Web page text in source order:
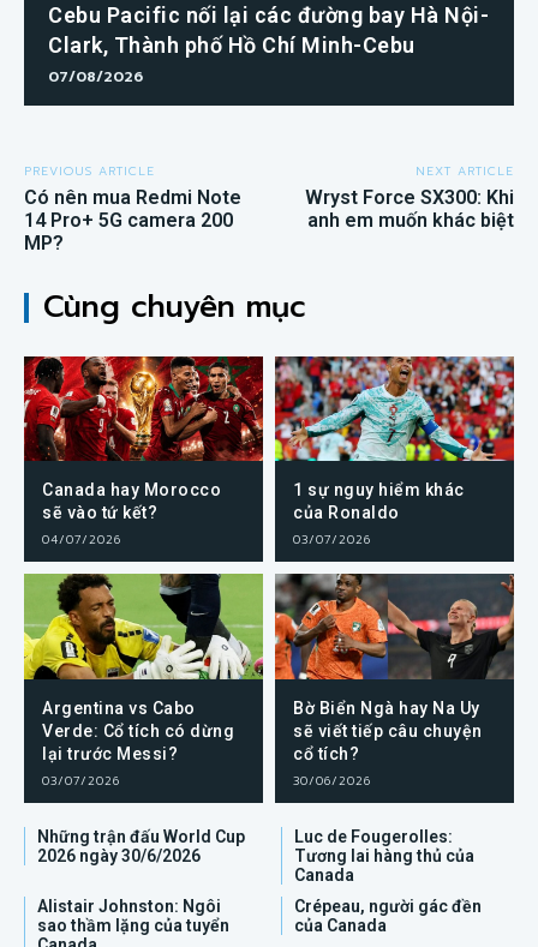
Cebu Pacific nối lại các đường bay Hà Nội-
Clark, Thành phố Hồ Chí Minh-Cebu
07/08/2026
PREVIOUS ARTICLE
Có nên mua Redmi Note
14 Pro+ 5G camera 200
MP?
NEXT ARTICLE
Wryst Force SX300: Khi
anh em muốn khác biệt
Cùng chuyên mục
Canada hay Morocco
sẽ vào tứ kết?
04/07/2026
1 sự nguy hiểm khác
của Ronaldo
03/07/2026
Argentina vs Cabo
Verde: Cổ tích có dừng
lại trước Messi?
03/07/2026
Bờ Biển Ngà hay Na Uy
sẽ viết tiếp câu chuyện
cổ tích?
30/06/2026
Những trận đấu World Cup
2026 ngày 30/6/2026
Luc de Fougerolles:
Tương lai hàng thủ của
Canada
Alistair Johnston: Ngôi
sao thầm lặng của tuyển
Crépeau, người gác đền
của Canada